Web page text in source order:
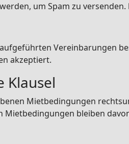
um Spam zu
Vereinbarungen
akzeptiert.
Klausel
Mietbedingungen
Mietbedingungen bleiben